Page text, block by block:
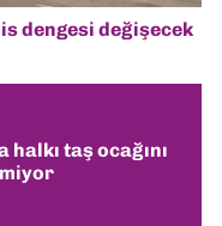
dengesi değişecek
halkı taş ocağını